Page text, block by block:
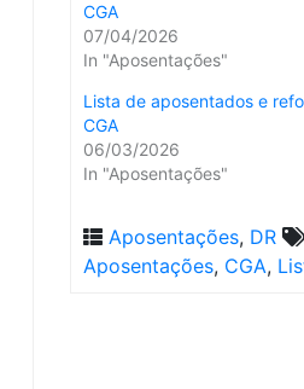
CGA
07/04/2026
In "Aposentações"
Lista de aposentados e
CGA
06/03/2026
In "Aposentações"
Aposentações, DR
Aposentações, CGA,